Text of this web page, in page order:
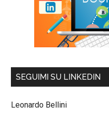
SEGUIMI SU LINKEDIN
Leonardo Bellini